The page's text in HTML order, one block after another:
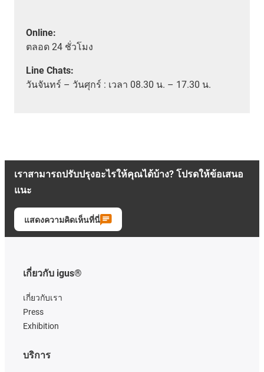
Online:
ตลอด 24 ชั่วโมง
Line Chats:
วันจันทร์ – วันศุกร์ : เวลา 08.30 น. – 17.30 น.
เราสามารถปรับปรุงอะไรให้คุณได้บ้าง? โปรดให้ข้อเสนอ
แนะ
แสดงความคิดเห็นที่นี่
เกี่ยวกับ igus®
เกี่ยวกับเรา
Press
Exhibition
บริการ